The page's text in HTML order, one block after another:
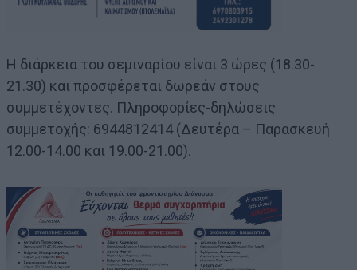
Η διάρκεια του σεμιναρίου είναι 3 ώρες (18.30-
21.30) και προσφέρεται δωρεάν στους
συμμετέχοντες. Πληροφορίες-δηλώσεις
συμμετοχής: 6944812414 (Δευτέρα – Παρασκευή
12.00-14.00 και 19.00-21.00).